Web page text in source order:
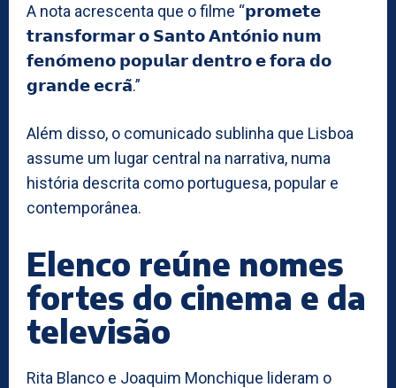
A nota acrescenta que o filme “𝗽𝗿𝗼𝗺𝗲𝘁𝗲
𝘁𝗿𝗮𝗻𝘀𝗳𝗼𝗿𝗺𝗮𝗿 𝗼 𝗦𝗮𝗻𝘁𝗼 𝗔𝗻𝘁𝗼́𝗻𝗶𝗼 𝗻𝘂𝗺
𝗳𝗲𝗻𝗼́𝗺𝗲𝗻𝗼 𝗽𝗼𝗽𝘂𝗹𝗮𝗿 𝗱𝗲𝗻𝘁𝗿𝗼 𝗲 𝗳𝗼𝗿𝗮 𝗱𝗼
𝗴𝗿𝗮𝗻𝗱𝗲 𝗲𝗰𝗿𝗮̃.”
Além disso, o comunicado sublinha que Lisboa
assume um lugar central na narrativa, numa
história descrita como portuguesa, popular e
contemporânea.
Elenco reúne nomes
fortes do cinema e da
televisão
Rita Blanco e Joaquim Monchique lideram o